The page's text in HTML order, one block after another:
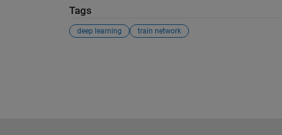
Tags
deep learning train network